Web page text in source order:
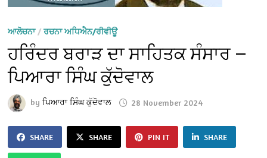
ਆਲੋਚਨਾ/ਰਚਨਾ ਅਧਿਐਨ/ਰੀਵੀਊ
ਹਰਿੰਦਰ ਬਰਾੜ ਦਾ ਸਾਹਿਤਕ ਸੰਸਾਰ —
ਪਿਆਰਾ ਸਿੰਘ ਕੁੱਦੋਵਾਲ
byਪਿਆਰਾ ਸਿੰਘ ਕੁੱਦੋਵਾਲ 28 November 2024
SHARE SHARE PIN IT SHARE